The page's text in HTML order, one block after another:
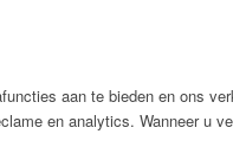
aan te bieden en ons
en analytics. Wanneer u